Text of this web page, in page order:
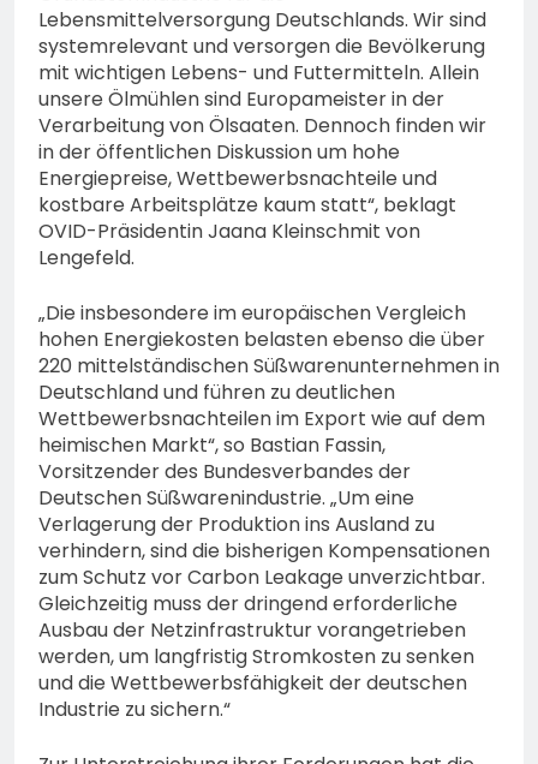
Lebensmittelversorgung Deutschlands. Wir sind
systemrelevant und versorgen die Bevölkerung
mit wichtigen Lebens- und Futtermitteln. Allein
unsere Ölmühlen sind Europameister in der
Verarbeitung von Ölsaaten. Dennoch finden wir
in der öffentlichen Diskussion um hohe
Energiepreise, Wettbewerbsnachteile und
kostbare Arbeitsplätze kaum statt“, beklagt
OVID-Präsidentin Jaana Kleinschmit von
Lengefeld.
„Die insbesondere im europäischen Vergleich
hohen Energiekosten belasten ebenso die über
220 mittelständischen Süßwarenunternehmen in
Deutschland und führen zu deutlichen
Wettbewerbsnachteilen im Export wie auf dem
heimischen Markt“, so Bastian Fassin,
Vorsitzender des Bundesverbandes der
Deutschen Süßwarenindustrie. „Um eine
Verlagerung der Produktion ins Ausland zu
verhindern, sind die bisherigen Kompensationen
zum Schutz vor Carbon Leakage unverzichtbar.
Gleichzeitig muss der dringend erforderliche
Ausbau der Netzinfrastruktur vorangetrieben
werden, um langfristig Stromkosten zu senken
und die Wettbewerbsfähigkeit der deutschen
Industrie zu sichern.“